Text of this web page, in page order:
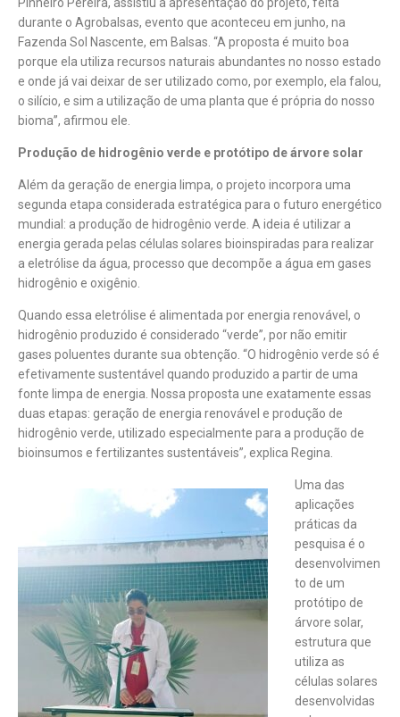
Pinheiro Pereira, assistiu à apresentação do projeto, feita
durante o Agrobalsas, evento que aconteceu em junho, na
Fazenda Sol Nascente, em Balsas. “A proposta é muito boa
porque ela utiliza recursos naturais abundantes no nosso estado
e onde já vai deixar de ser utilizado como, por exemplo, ela falou,
o silício, e sim a utilização de uma planta que é própria do nosso
bioma”, afirmou ele.
Produção de hidrogênio verde e protótipo de árvore solar
Além da geração de energia limpa, o projeto incorpora uma
segunda etapa considerada estratégica para o futuro energético
mundial: a produção de hidrogênio verde. A ideia é utilizar a
energia gerada pelas células solares bioinspiradas para realizar
a eletrólise da água, processo que decompõe a água em gases
hidrogênio e oxigênio.
Quando essa eletrólise é alimentada por energia renovável, o
hidrogênio produzido é considerado “verde”, por não emitir
gases poluentes durante sua obtenção. “O hidrogênio verde só é
efetivamente sustentável quando produzido a partir de uma
fonte limpa de energia. Nossa proposta une exatamente essas
duas etapas: geração de energia renovável e produção de
hidrogênio verde, utilizado especialmente para a produção de
bioinsumos e fertilizantes sustentáveis”, explica Regina.
Uma das
aplicações
práticas da
pesquisa é o
desenvolvimen
to de um
protótipo de
árvore solar,
estrutura que
utiliza as
células solares
desenvolvidas